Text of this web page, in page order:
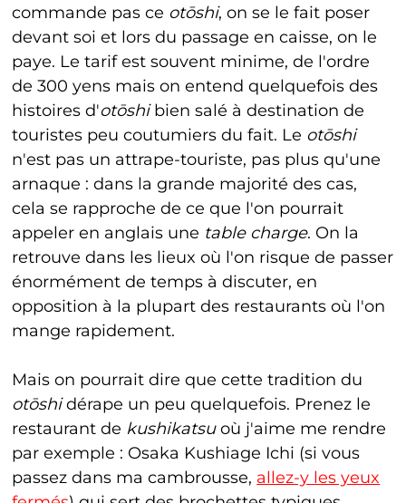
commande pas ce otōshi, on se le fait poser
devant soi et lors du passage en caisse, on le
paye. Le tarif est souvent minime, de l'ordre
de 300 yens mais on entend quelquefois des
histoires d'otōshibien salé à destination de
touristes peu coutumiers du fait. Le otōshi
n'est pas un attrape-touriste, pas plus qu'une
arnaque : dans la grande majorité des cas,
cela se rapproche de ce que l'on pourrait
appeler en anglais une table charge. On la
retrouve dans les lieux où l'on risque de passer
énormément de temps à discuter, en
opposition à la plupart des restaurants où l'on
mange rapidement.
Mais on pourrait dire que cette tradition du
otōshidérape un peu quelquefois. Prenez le
restaurant de kushikatsuoù j'aime me rendre
par exemple : Osaka Kushiage Ichi (si vous
passez dans ma cambrousse, allez-y les yeux